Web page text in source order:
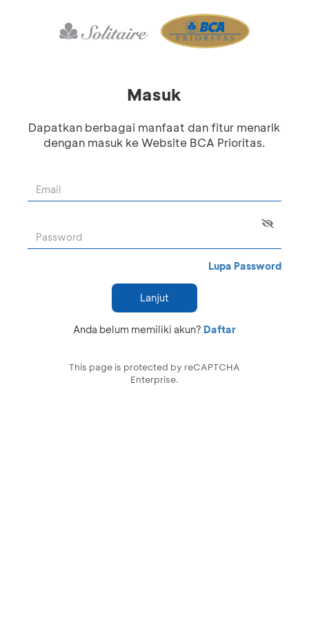
Masuk
Dapatkan berbagai manfaat dan fitur menarik
dengan masuk ke Website BCA Prioritas.
Lupa Password
Lanjut
Anda belum memiliki akun? Daftar
This page is protected by reCAPTCHA
Enterprise.